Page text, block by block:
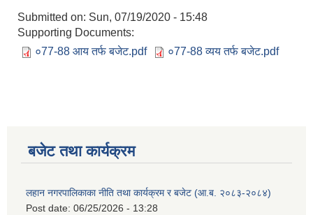
Submitted on: Sun, 07/19/2020 - 15:48
Supporting Documents:
०77-88 आय तर्फ बजेट.pdf
०77-88 व्यय तर्फ बजेट.pdf
बजेट तथा कार्यक्रम
लहान नगरपालिकाका नीति तथा कार्यक्रम र बजेट (आ.ब. २०८३-२०८४)
Post date: 06/25/2026 - 13:28